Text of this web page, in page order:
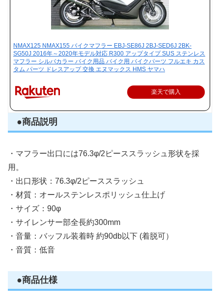
NMAX125 NMAX155 バイクマフラー EBJ-SE86J 2BJ-SED6J 2BK-
SG50J 2016年～2020年モデル対応 R300 アップタイプ SUS ステンレス
マフラー シルバカラー バイク用品 バイク用 バイクパーツ フルエキ カス
タム パーツ ドレスアップ 交換 エヌマックス HMS ヤマハ
楽天で購入
●商品説明
・マフラー出口には76.3φ/2ピーススラッシュ形状を採
用。
・出口形状：76.3φ/2ピーススラッシュ
・材質：オールステンレスポリッシュ仕上げ
・サイズ：90φ
・サイレンサー部全長約300mm
・音量：バッフル装着時 約90db以下 (着脱可）
・音質：低音
●商品仕様